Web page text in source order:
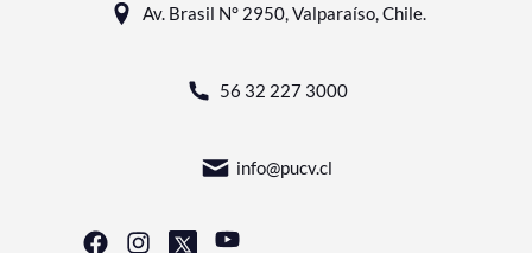
Av. Brasil N° 2950, Valparaíso, Chile.
56 32 227 3000
info@pucv.cl